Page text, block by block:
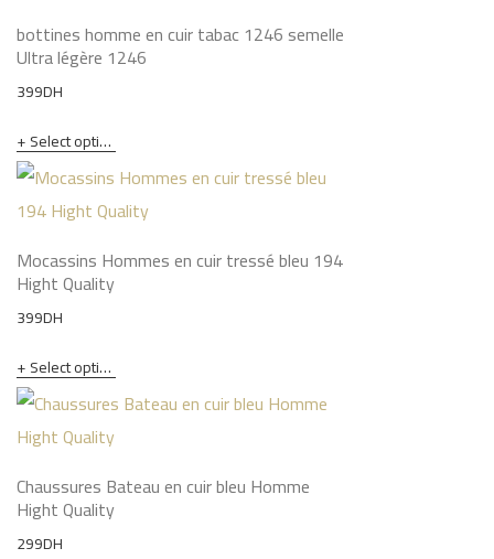
bottines homme en cuir tabac 1246 semelle
Ultra légère 1246
399DH
Select options
Mocassins Hommes en cuir tressé bleu 194
Hight Quality
399DH
Select options
Chaussures Bateau en cuir bleu Homme
Hight Quality
299DH